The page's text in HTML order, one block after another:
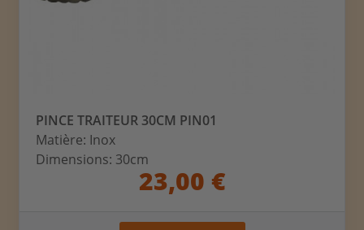
PINCE TRAITEUR 30CM PIN01
Matière: Inox
Dimensions: 30cm
23,00 €